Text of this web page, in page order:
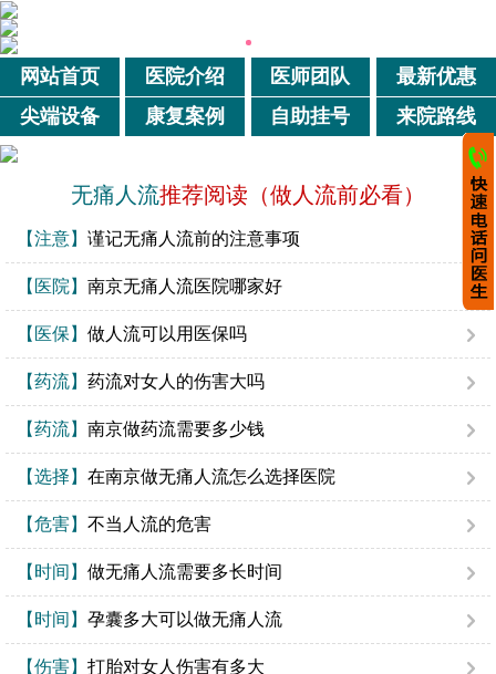
网站首页 医院介绍 医师团队
最新优惠
尖端设备
康复案例 自助挂号 来院路线
无痛人流推荐阅读（做人流前必看）
【注意】 谨记无痛人流前的注意事项
【医院】 南京无痛人流医院哪家好
【医保】 做人流可以用医保吗
【药流】 药流对女人的伤害大吗
【药流】 南京做药流需要多少钱
【选择】 在南京做无痛人流怎么选择医院
【危害】 不当人流的危害
【时间】 做无痛人流需要多长时间
【时间】 孕囊多大可以做无痛人流
【伤害】 打胎对女人伤害有多大